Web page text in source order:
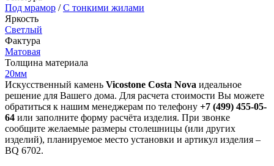
Под мрамор /С тонкими жилами
Яркость
Светлый
Фактура
Матовая
Толщина материала
20мм
Искусственный камень Vicostone Costa Nova идеальное
решение для Вашего дома. Для расчета стоимости Вы можете
обратиться к нашим менеджерам по телефону +7 (499) 455-05-
64 или заполните форму расчёта изделия. При звонке
сообщите желаемые размеры столешницы (или других
изделий), планируемое место установки и артикул изделия –
BQ 6702.